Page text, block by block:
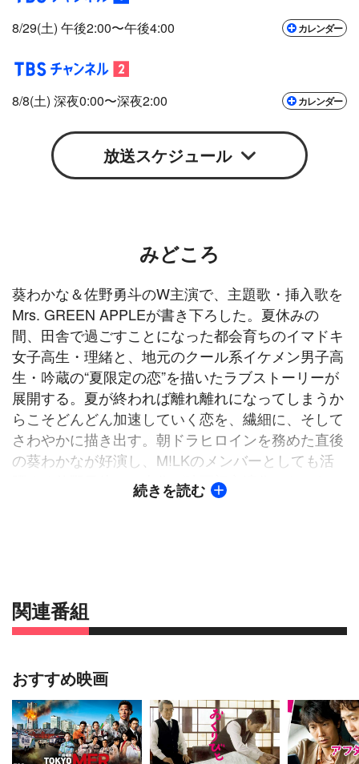
8/29(土) 午後2:00〜午後4:00 カレンダー
Google
8/8(土) 深夜0:00〜深夜2:00 カレンダー
Google iCal
放送スケジュール
みどころ
葵わかな＆佐野勇斗のW主演で、主題歌・挿入歌を
Mrs. GREEN APPLEが書き下ろした。夏休みの
間、田舎で過ごすことになった都会育ちのイマドキ
女子高生・理緒と、地元のクール系イケメン男子高
生・吟蔵の“夏限定の恋”を描いたラブストーリーが
展開する。夏が終われば離れ離れになってしまうか
らこそどんどん加速していく恋を、繊細に、そして
さわやかに描き出す。朝ドラヒロインを務めた直後
の葵わかなが好演し、M!LKのメンバーとしても活
躍する佐野勇斗は、本作が映画初主演作となった。
青春よりも、青くて熱い“ひと夏限定の恋”を描くピ
とになった都会育ちの女子高生・理緒（葵わかな）
は、そこで地元の高校生・吟蔵（佐野勇斗）と出会
緒は一瞬で恋に落ちる。吟蔵も、まっすぐな理緒に
次第に惹かれていくが、夏休みが終われば離ればな
れになってしまう。わかっていても止められない想
い。吟蔵の幼なじみで婚約者の万里香（古畑星夏）
や、理緒に想いを寄せる祐真（岐洲匠）たちも巻き
続きを読む
関連番組
おすすめ映画